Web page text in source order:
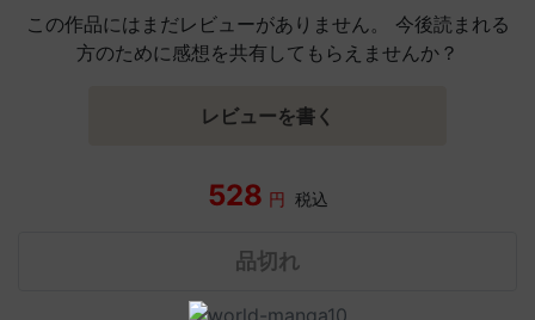
この作品にはまだレビューがありません。 今後読まれる
方のために感想を共有してもらえませんか？
レビューを書く
528 円 税込
品切れ